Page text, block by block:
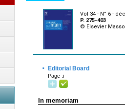
Vol 34 - N° 6 -
P. 275-403
© Elsevier
· Editorial Board
Page :i
In memoriam